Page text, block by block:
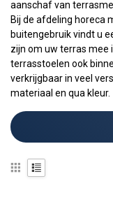
aanschaf van
Bij de afdeling horeca
buitengebruik vindt u
zijn om uw terras mee
terrasstoelen ook
verkrijgbaar in veel
materiaal en qua kleur.